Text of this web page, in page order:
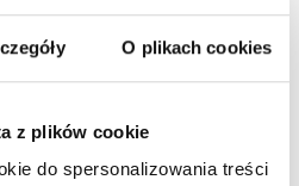
O plikach cookies
z plików cookie
do spersonalizowania treści
44/56
PE + PVC
snap tree